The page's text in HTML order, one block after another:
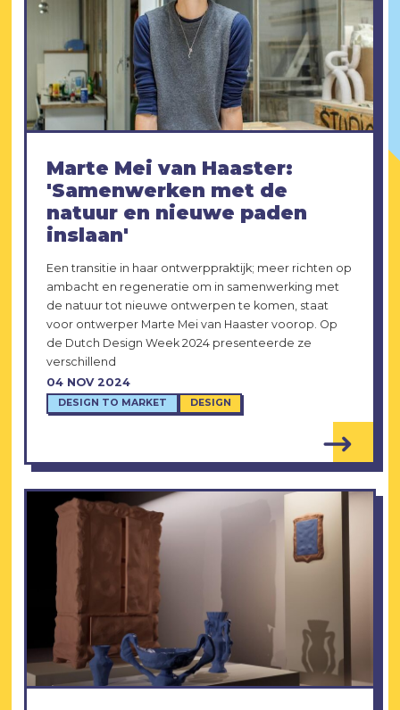
04 NOV 2024
DESIGN TO MARKET DESIGN
Marte Mei van Haaster:
'Samenwerken met de
natuur en nieuwe paden
inslaan'
Een transitie in haar ontwerppraktijk; meer richten op
ambacht en regeneratie om in samenwerking met
de natuur tot nieuwe ontwerpen te komen, staat
voor ontwerper Marte Mei van Haaster voorop. Op
de Dutch Design Week 2024 presenteerde ze
verschillend